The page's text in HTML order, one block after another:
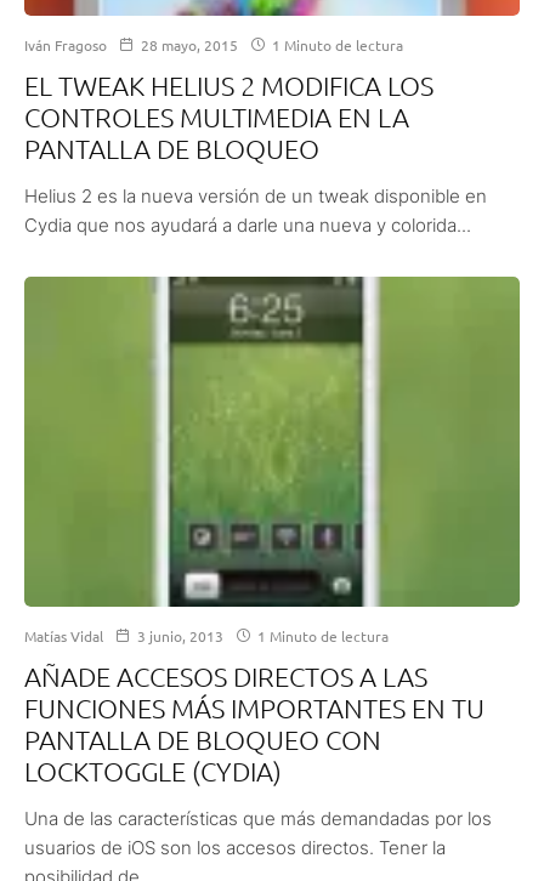
Iván Fragoso 28 mayo, 2015 1 Minuto de lectura
EL TWEAK HELIUS 2 MODIFICA LOS
CONTROLES MULTIMEDIA EN LA
PANTALLA DE BLOQUEO
Helius 2 es la nueva versión de un tweak disponible en
Cydia que nos ayudará a darle una nueva y colorida...
Matías Vidal 3 junio, 2013 1 Minuto de lectura
AÑADE ACCESOS DIRECTOS A LAS
FUNCIONES MÁS IMPORTANTES EN TU
PANTALLA DE BLOQUEO CON
LOCKTOGGLE (CYDIA)
Una de las características que más demandadas por los
usuarios de iOS son los accesos directos. Tener la
posibilidad de...